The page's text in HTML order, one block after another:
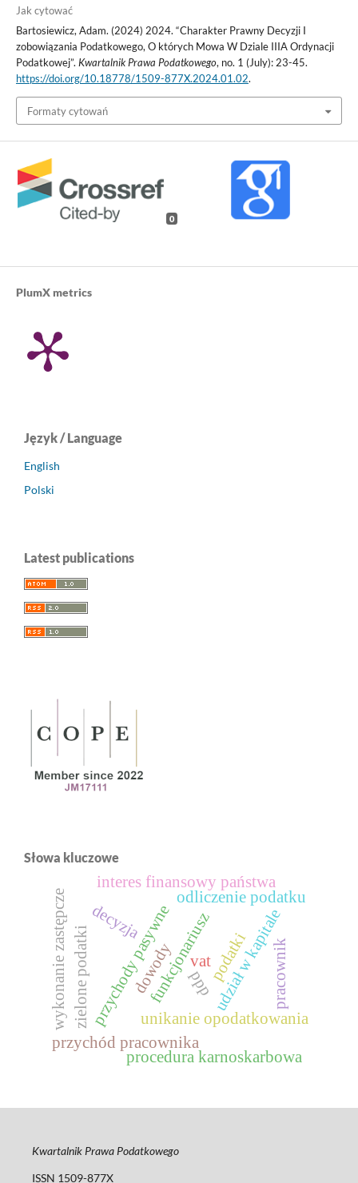
Jak cytować
Bartosiewicz, Adam. (2024) 2024. “Charakter Prawny Decyzji I
zobowiązania Podatkowego, O których Mowa W Dziale IIIA Ordynacji
Podatkowej”. Kwartalnik Prawa Podatkowego, no. 1 (July): 23-45.
https://doi.org/10.18778/1509-877X.2024.01.02.
Formaty cytowań
0
PlumX metrics
Język / Language
English
Polski
Latest publications
Słowa kluczowe
unikanie opodatkowania
udział w kapitale
przychody pasywne
przychód pracownika
vat
wykonanie zastępcze odliczenie podatku
interes finansowy państwa
podatki
procedura karnoskarbowa
pracownik
funkcjonariusz
ppp
zielone podatki dowody
decyzja
Kwartalnik Prawa Podatkowego
ISSN 1509-877X